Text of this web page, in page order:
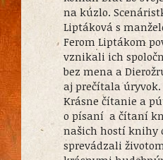
na kúzlo.
Liptáková s
Ferom Liptákom
vznikali ich
bez mena a
aj prečítala úryvok.
Krásne čítanie a
o písaní a čítaní
našich hostí knihy
sprevádzali